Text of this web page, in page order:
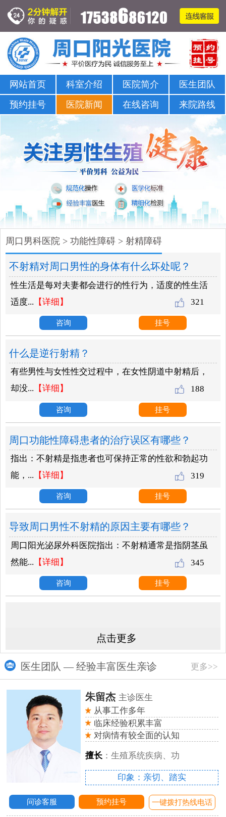
周口哪家医院可以看男科-正规男科-医院排名
网站首页 科室介绍 医院简介
医生团队
预约挂号
医院新闻 在线咨询 来院路线
周口男科医院 >功能性障碍 > 射精障碍
不射精对周口男性的身体有什么坏处呢？
321
性生活是每对夫妻都会进行的性行为，适度的性生活
适度... 【详细】
咨询 挂号
什么是逆行射精？
188
有些男性与女性性交过程中，在女性阴道中射精后，
却没... 【详细】
咨询 挂号
周口功能性障碍患者的治疗误区有哪些？
319
指出：不射精是指患者也可保持正常的性欲和勃起功
能，... 【详细】
咨询 挂号
导致周口男性不射精的原因主要有哪些？
345
周口阳光泌尿外科医院指出：不射精通常是指阴茎虽
然能... 【详细】
咨询 挂号
点击更多
医生团队 — 经验丰富医生亲诊 更多>>
朱留杰 主诊医生
从事工作多年
临床经验积累丰富
对病情有较全面的认知
擅长：生殖系统疾病、功
印象：亲切、踏实
问诊客服 预约挂号 一键拨打热线电话